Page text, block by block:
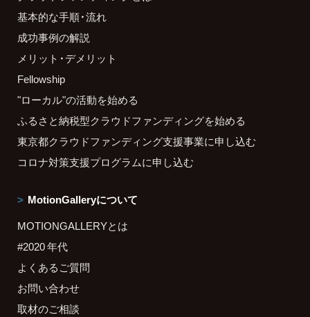
基本的な手順・流れ
成功事例の解説
メリット・デメリット
Fellowship
"ローカル"の活動を始める
ふるさと納税型クラウドファンディングを始める
東京都クラウドファンディング支援事業に申し込む
コロナ対策支援プログラムに申し込む
MotionGalleryについて
MOTIONGALLERYとは
#2020 年代
よくあるご質問
お問い合わせ
取材のご相談